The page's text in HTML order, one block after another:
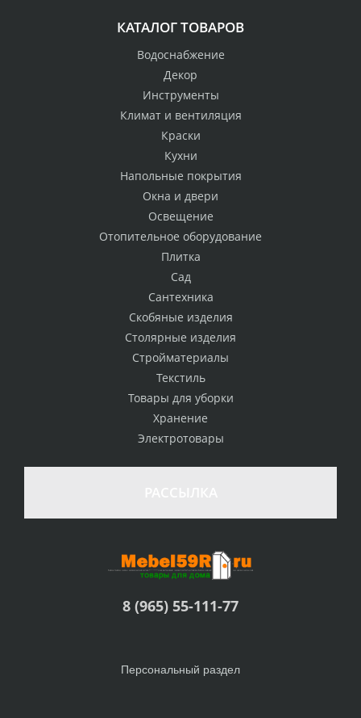
КАТАЛОГ ТОВАРОВ
Водоснабжение
Декор
Инструменты
Климат и вентиляция
Краски
Кухни
Напольные покрытия
Окна и двери
Освещение
Отопительное оборудование
Плитка
Сад
Сантехника
Скобяные изделия
Столярные изделия
Стройматериалы
Текстиль
Товары для уборки
Хранение
Электротовары
8 (965) 55-111-77
Персональный раздел